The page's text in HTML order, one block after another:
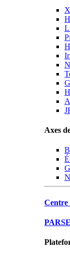
Axes
Centre